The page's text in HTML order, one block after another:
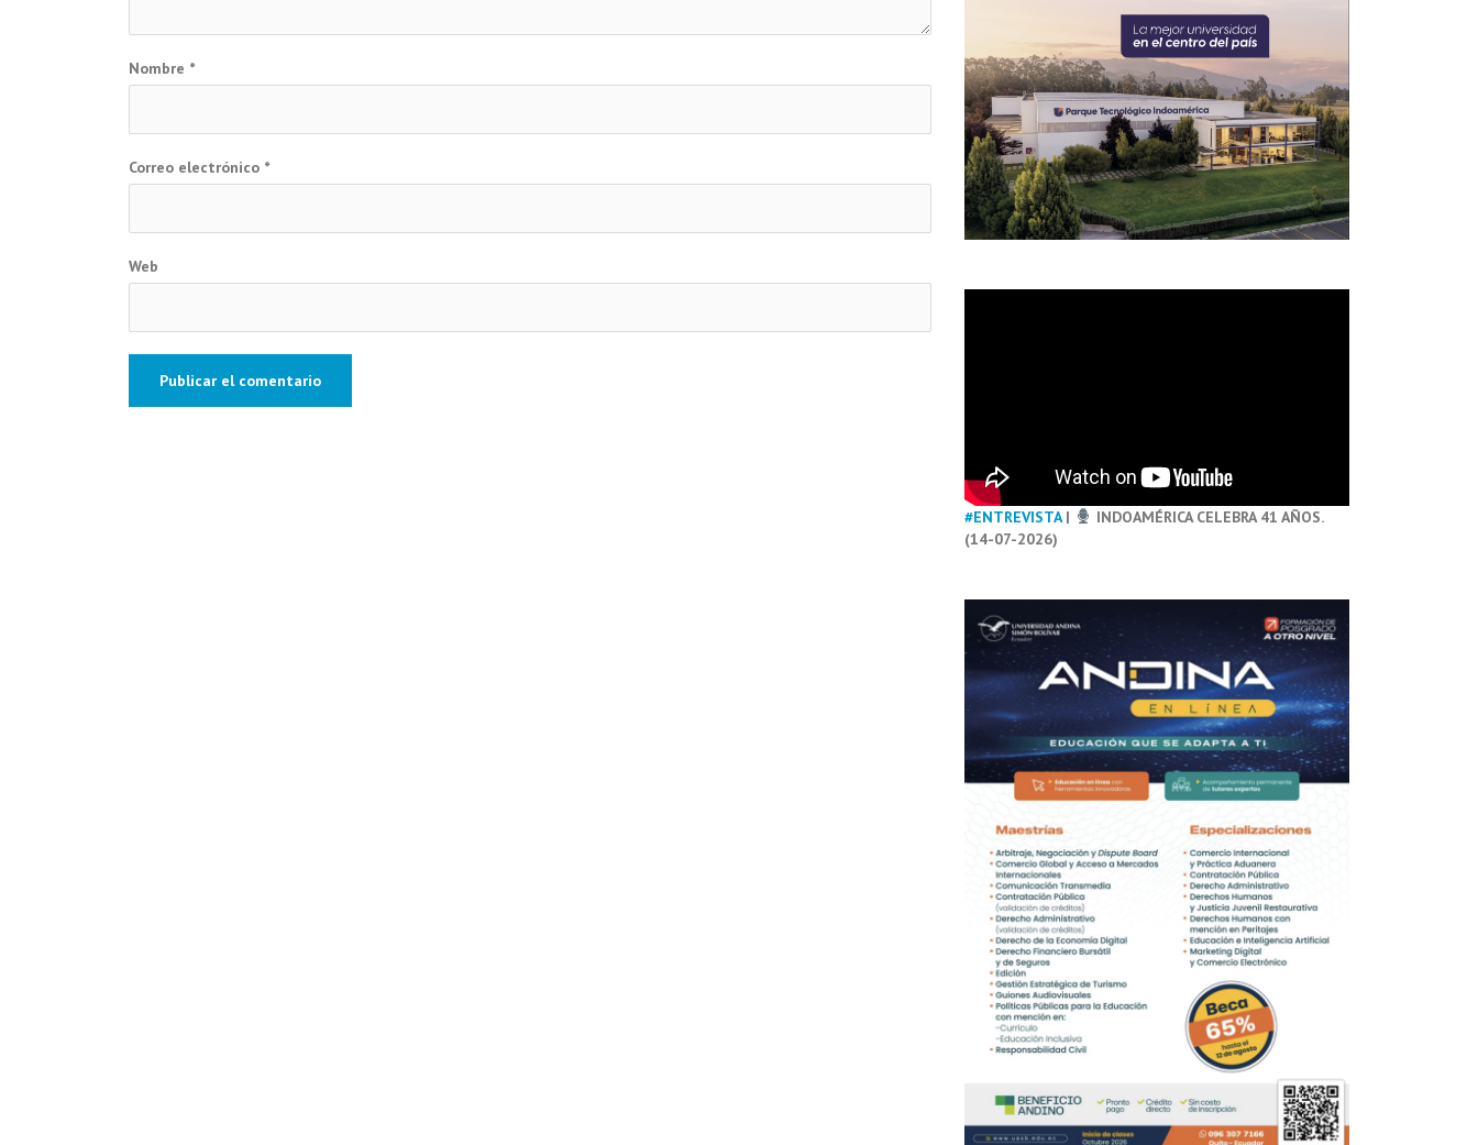
Nombre *
Correo electrónico *
Web
#ENTREVISTA|
INDOAMÉRICA CELEBRA 41 AÑOS.
(14-07-2026)